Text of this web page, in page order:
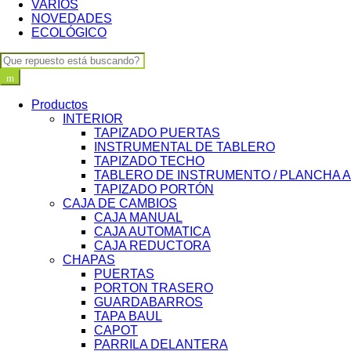
VARIOS
NOVEDADES
ECOLÓGICO
Search
for:
Productos
INTERIOR
TAPIZADO PUERTAS
INSTRUMENTAL DE TABLERO
TAPIZADO TECHO
TABLERO DE INSTRUMENTO / PLANCHA
TAPIZADO PORTÓN
CAJA DE CAMBIOS
CAJA MANUAL
CAJA AUTOMATICA
CAJA REDUCTORA
CHAPAS
PUERTAS
PORTON TRASERO
GUARDABARROS
TAPA BAUL
CAPOT
PARRILA DELANTERA